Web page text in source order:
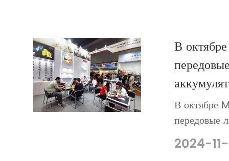
В
В октябре
передовые
Smart ESS
выставках
2024-